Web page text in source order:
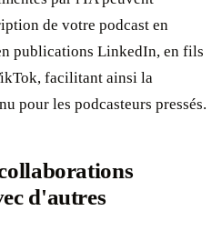
de votre podcast en
publications LinkedIn, en fils
facilitant ainsi la
pour les podcasteurs pressés.
d'autres